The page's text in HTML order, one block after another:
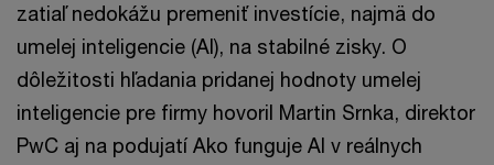
zatiaľ nedokážu premeniť investície, najmä do
umelej inteligencie (AI), na stabilné zisky. O
dôležitosti hľadania pridanej hodnoty umelej
inteligencie pre firmy hovoril Martin Srnka, direktor
PwC aj na podujatí Ako funguje AI v reálnych